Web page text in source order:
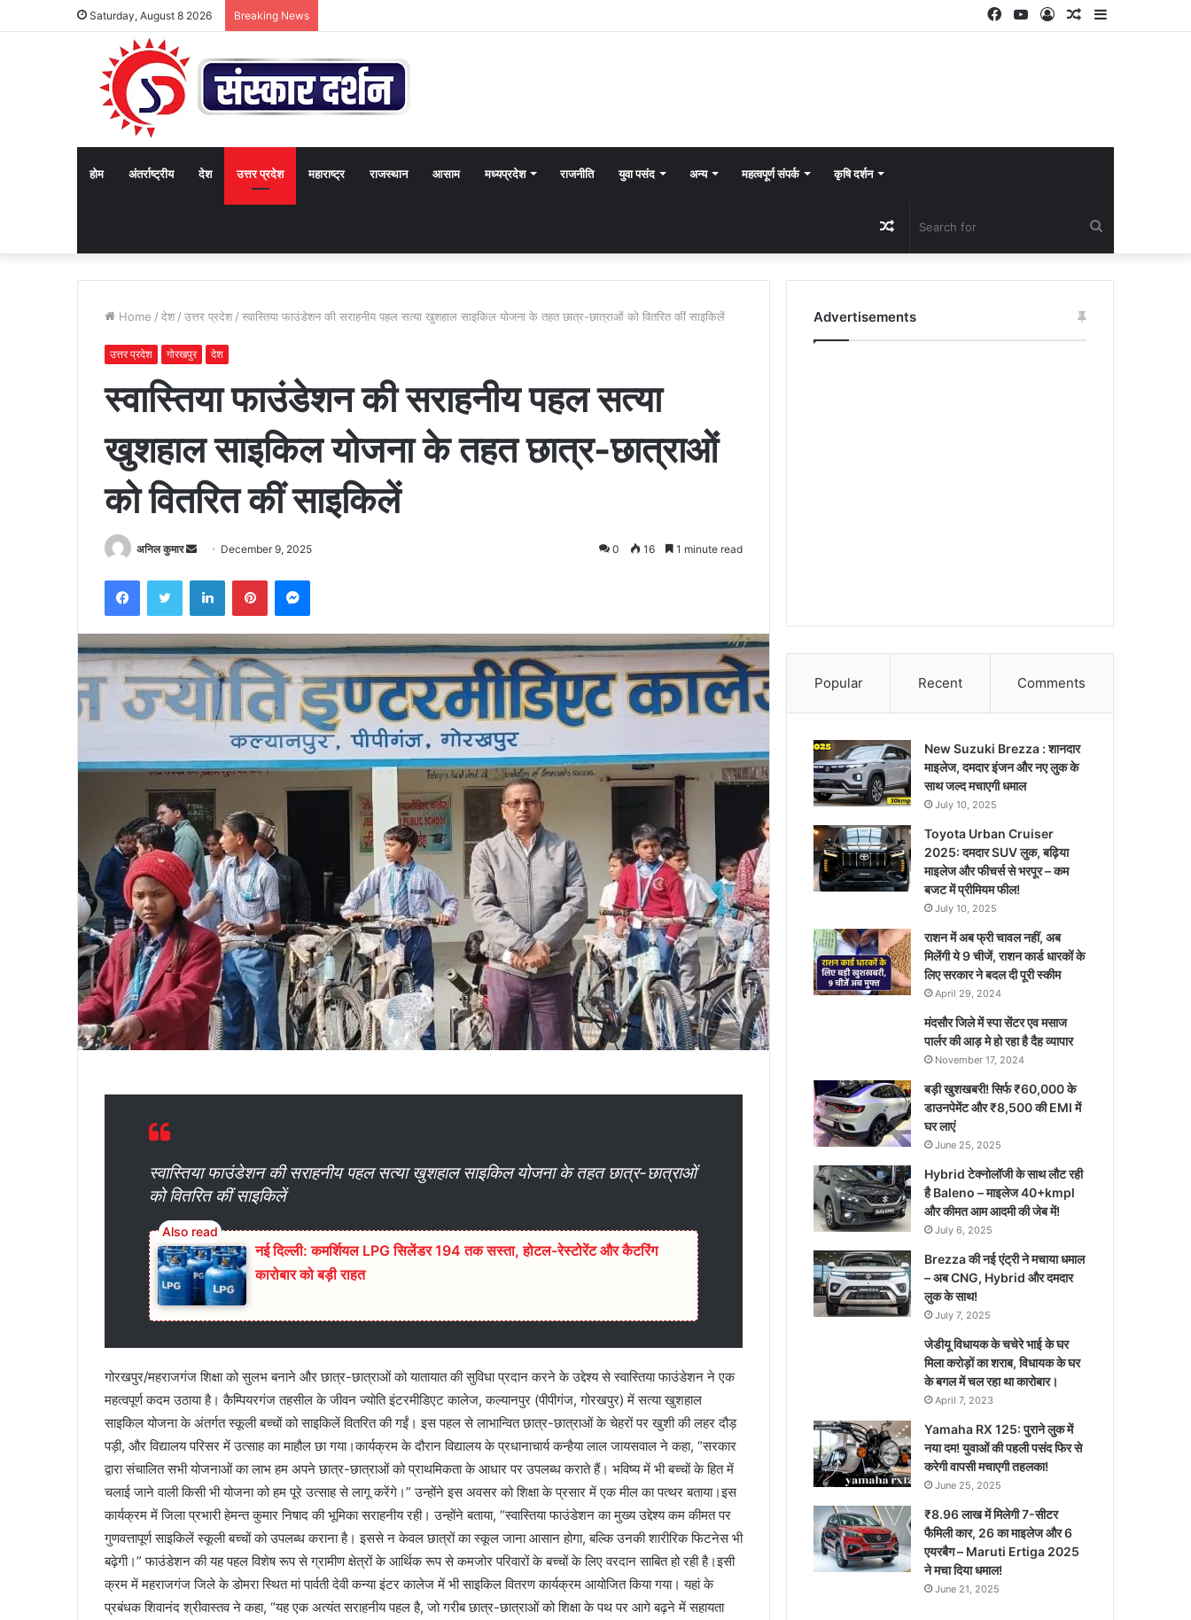
Saturday, August 8 2026 Breaking News Sidebar
Random
Log
YouTube
Facebook
होम अंतर्राष्ट्रीय देश उत्तर प्रदेश महाराष्ट्र राजस्थान आसाम मध्यप्रदेश राजनीति युवा पसंद अन्य महत्वपूर्ण संपर्क कृषि दर्शन
for
Random
Article
Home / देश / उत्तर प्रदेश / स्वास्तिया फाउंडेशन की सराहनीय पहल सत्या खुशहाल साइकिल योजना के तहत छात्र-छात्राओं को वितरित कीं साइकिलें
उत्तर प्रदेश गोरखपुर देश
स्वास्तिया फाउंडेशन की सराहनीय पहल सत्या
खुशहाल साइकिल योजना के तहत छात्र-छात्राओं
को वितरित कीं साइकिलें
अनिल कुमार
Send
email
December 9, 2025 0 16 1 minute read
FacebookTwitter LinkedInPinterestMessenger
स्वास्तिया फाउंडेशन की सराहनीय पहल सत्या खुशहाल साइकिल योजना के तहत छात्र-छात्राओं
को वितरित कीं साइकिलें
नई दिल्ली: कमर्शियल LPG सिलेंडर 194 तक सस्ता, होटल-रेस्टोरेंट और कैटरिंग
कारोबार को बड़ी राहत
गोरखपुर/महराजगंज शिक्षा को सुलभ बनाने और छात्र-छात्राओं को यातायात की सुविधा प्रदान करने के उद्देश्य से स्वास्तिया फाउंडेशन ने एक
महत्वपूर्ण कदम उठाया है। कैम्पियरगंज तहसील के जीवन ज्योति इंटरमीडिएट कालेज, कल्यानपुर (पीपीगंज, गोरखपुर) में सत्या खुशहाल
साइकिल योजना के अंतर्गत स्कूली बच्चों को साइकिलें वितरित की गईं। इस पहल से लाभान्वित छात्र-छात्राओं के चेहरों पर खुशी की लहर दौड़
पड़ी, और विद्यालय परिसर में उत्साह का माहौल छा गया।कार्यक्रम के दौरान विद्यालय के प्रधानाचार्य कन्हैया लाल जायसवाल ने कहा, “सरकार
द्वारा संचालित सभी योजनाओं का लाभ हम अपने छात्र-छात्राओं को प्राथमिकता के आधार पर उपलब्ध कराते हैं। भविष्य में भी बच्चों के हित में
चलाई जाने वाली किसी भी योजना को हम पूरे उत्साह से लागू करेंगे।” उन्होंने इस अवसर को शिक्षा के प्रसार में एक मील का पत्थर बताया।इस
कार्यक्रम में जिला प्रभारी हेमन्त कुमार निषाद की भूमिका सराहनीय रही। उन्होंने बताया, “स्वास्तिया फाउंडेशन का मुख्य उद्देश्य कम कीमत पर
गुणवत्तापूर्ण साइकिलें स्कूली बच्चों को उपलब्ध कराना है। इससे न केवल छात्रों का स्कूल जाना आसान होगा, बल्कि उनकी शारीरिक फिटनेस भी
बढ़ेगी।” फाउंडेशन की यह पहल विशेष रूप से ग्रामीण क्षेत्रों के आर्थिक रूप से कमजोर परिवारों के बच्चों के लिए वरदान साबित हो रही है।इसी
क्रम में महराजगंज जिले के डोमरा स्थित मां पार्वती देवी कन्या इंटर कालेज में भी साइकिल वितरण कार्यक्रम आयोजित किया गया। यहां के
प्रबंधक शिवानंद श्रीवास्तव ने कहा, “यह एक अत्यंत सराहनीय पहल है, जो गरीब छात्र-छात्राओं को शिक्षा के पथ पर आगे बढ़ने में सहायता
Advertisements
Popular Recent Comments
New Suzuki Brezza : शानदार
माइलेज, दमदार इंजन और नए लुक के
साथ जल्द मचाएगी धमाल
July 10, 2025
Toyota Urban Cruiser
2025: दमदार SUV लुक, बढ़िया
माइलेज और फीचर्स से भरपूर – कम
बजट में प्रीमियम फील!
July 10, 2025
राशन में अब फ्री चावल नहीं, अब
मिलेंगी ये 9 चीजें, राशन कार्ड धारकों के
लिए सरकार ने बदल दी पूरी स्कीम
April 29, 2024
मंदसौर जिले में स्पा सेंटर एव मसाज
पार्लर की आड़ मे हो रहा है दैह व्यापार
November 17, 2024
बड़ी खुशखबरी! सिर्फ ₹60,000 के
डाउनपेमेंट और ₹8,500 की EMI में
घर लाएं
June 25, 2025
Hybrid टेक्नोलॉजी के साथ लौट रही
है Baleno – माइलेज 40+kmpl
और कीमत आम आदमी की जेब में!
July 6, 2025
Brezza की नई एंट्री ने मचाया धमाल
– अब CNG, Hybrid और दमदार
लुक के साथ!
July 7, 2025
जेडीयू विधायक के चचेरे भाई के घर
मिला करोड़ों का शराब, विधायक के घर
के बगल में चल रहा था कारोबार।
April 7, 2023
Yamaha RX 125: पुराने लुक में
नया दम! युवाओं की पहली पसंद फिर से
करेगी वापसी मचाएगी तहलका!
June 25, 2025
₹8.96 लाख में मिलेगी 7-सीटर
फैमिली कार, 26 का माइलेज और 6
एयरबैग – Maruti Ertiga 2025
ने मचा दिया धमाल!
June 21, 2025